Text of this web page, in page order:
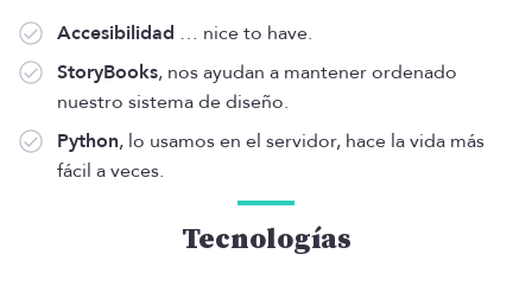
Accesibilidad … nice to have.
StoryBooks, nos ayudan a mantener ordenado
nuestro sistema de diseño.
Python, lo usamos en el servidor, hace la vida más
fácil a veces.
Tecnologías